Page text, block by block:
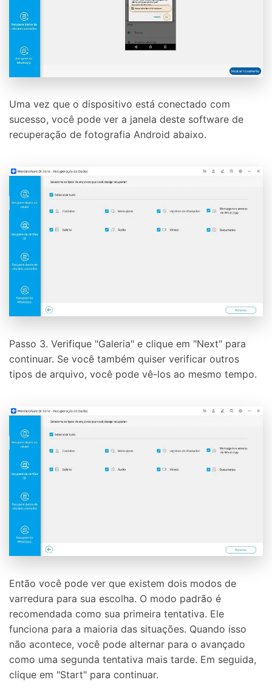
Uma vez que o dispositivo está conectado com
sucesso, você pode ver a janela deste software de
recuperação de fotografia Android abaixo.
Passo 3. Verifique "Galeria" e clique em "Next" para
continuar. Se você também quiser verificar outros
tipos de arquivo, você pode vê-los ao mesmo tempo.
Então você pode ver que existem dois modos de
varredura para sua escolha. O modo padrão é
recomendada como sua primeira tentativa. Ele
funciona para a maioria das situações. Quando isso
não acontece, você pode alternar para o avançado
como uma segunda tentativa mais tarde. Em seguida,
clique em "Start" para continuar.